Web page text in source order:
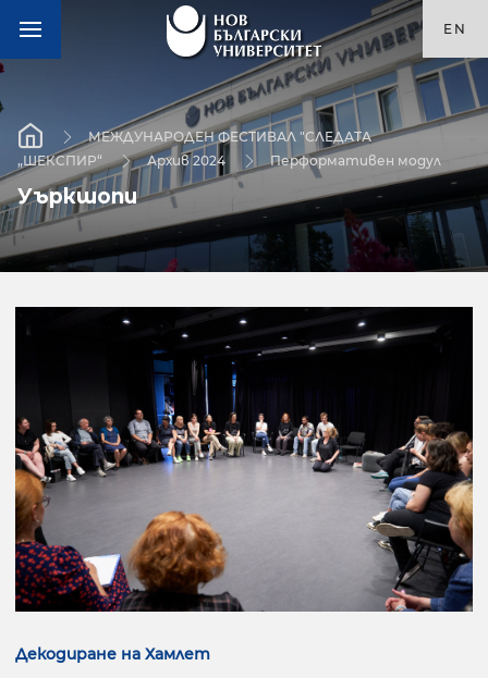
EN
МЕЖДУНАРОДЕН ФЕСТИВАЛ "СЛЕДАТА
„ШЕКСПИР“
Архив 2024 Перформативен модул
Уъркшопи
Декодиране на Хамлет